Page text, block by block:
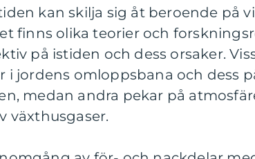
kan skilja sig åt beroende på
finns olika teorier och
på istiden och dess orsaker.
i jordens omloppsbana och dess
medan andra pekar på
växthusgaser.